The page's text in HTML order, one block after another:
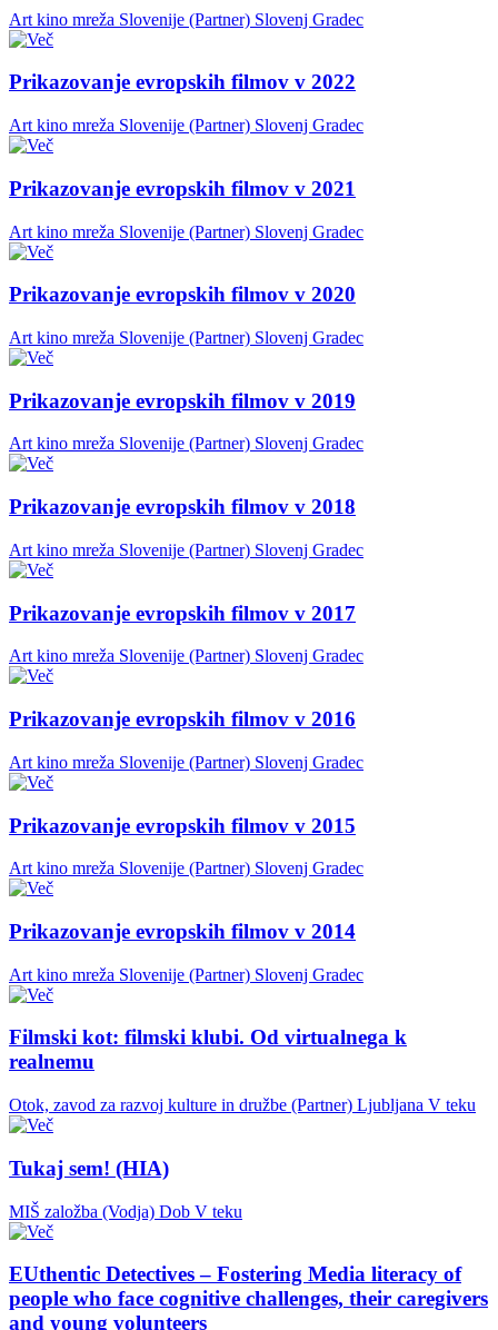
Art kino mreža Slovenije (Partner) Slovenj Gradec
Prikazovanje evropskih filmov v 2022
Art kino mreža Slovenije (Partner) Slovenj Gradec
Prikazovanje evropskih filmov v 2021
Art kino mreža Slovenije (Partner) Slovenj Gradec
Prikazovanje evropskih filmov v 2020
Art kino mreža Slovenije (Partner) Slovenj Gradec
Prikazovanje evropskih filmov v 2019
Art kino mreža Slovenije (Partner) Slovenj Gradec
Prikazovanje evropskih filmov v 2018
Art kino mreža Slovenije (Partner) Slovenj Gradec
Prikazovanje evropskih filmov v 2017
Art kino mreža Slovenije (Partner) Slovenj Gradec
Prikazovanje evropskih filmov v 2016
Art kino mreža Slovenije (Partner) Slovenj Gradec
Prikazovanje evropskih filmov v 2015
Art kino mreža Slovenije (Partner) Slovenj Gradec
Prikazovanje evropskih filmov v 2014
Art kino mreža Slovenije (Partner) Slovenj Gradec
Filmski kot: filmski klubi. Od virtualnega k
realnemu
Otok, zavod za razvoj kulture in družbe (Partner) Ljubljana V teku
Tukaj sem! (HIA)
MIŠ založba (Vodja) Dob V teku
EUthentic Detectives – Fostering Media literacy of
people who face cognitive challenges, their caregivers
and young volunteers